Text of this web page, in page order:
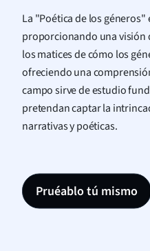
La "Poética de los
proporcionando una visión
los matices de cómo los
ofreciendo una
campo sirve de estudio
pretendan captar la
narrativas y poéticas.
Pruéablo tú mismo